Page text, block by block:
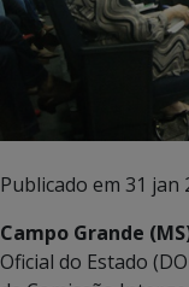
Publicado em 31 jan
Campo Grande
Oficial do Estado